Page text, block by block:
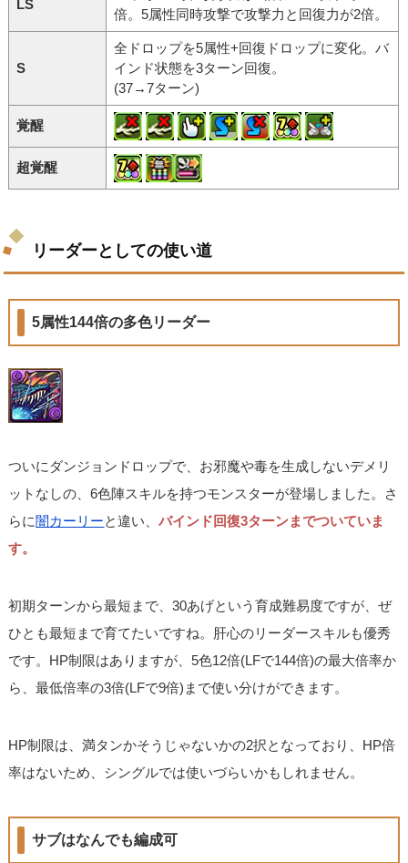
LS
倍。5属性同時攻撃で攻撃力と回復力が2倍。
S
全ドロップを5属性+回復ドロップに変化。バ
インド状態を3ターン回復。
(37→7ターン)
覚醒
超覚醒
リーダーとしての使い道
5属性144倍の多色リーダー
ついにダンジョンドロップで、お邪魔や毒を生成しないデメリ
ットなしの、6色陣スキルを持つモンスターが登場しました。さ
らに闇カーリーと違い、バインド回復3ターンまでついていま
す。
初期ターンから最短まで、30あげという育成難易度ですが、ぜ
ひとも最短まで育てたいですね。肝心のリーダースキルも優秀
です。HP制限はありますが、5色12倍(LFで144倍)の最大倍率か
ら、最低倍率の3倍(LFで9倍)まで使い分けができます。
HP制限は、満タンかそうじゃないかの2択となっており、HP倍
率はないため、シングルでは使いづらいかもしれません。
サブはなんでも編成可